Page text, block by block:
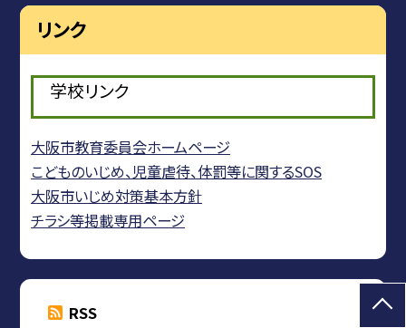
リンク
学校リンク
大阪市教育委員会ホームページ
こどものいじめ、児童虐待、体罰等に関するSOS
大阪市いじめ対策基本方針
チラシ等掲載専用ページ
RSS